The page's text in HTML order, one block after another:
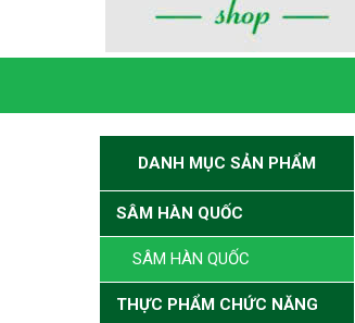
DANH MỤC SẢN PHẨM
SÂM HÀN QUỐC
SÂM HÀN QUỐC
THỰC PHẨM CHỨC NĂNG